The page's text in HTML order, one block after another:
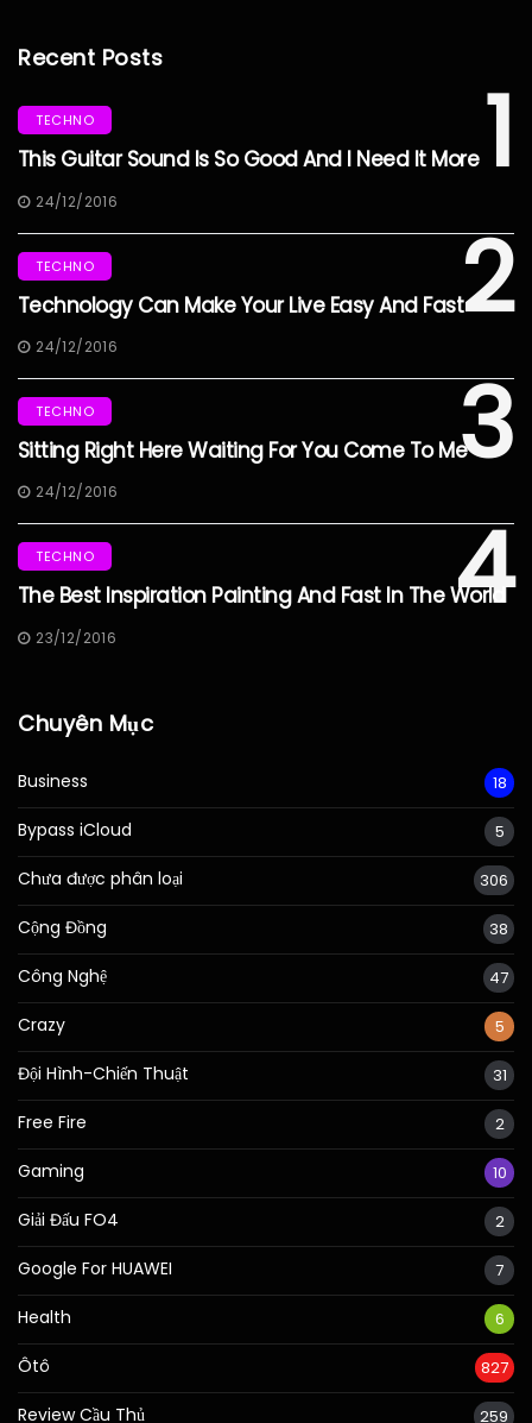
Recent Posts
1
TECHNO
This Guitar Sound Is So Good And I Need It More
24/12/2016
2
TECHNO
Technology Can Make Your Live Easy And Fast
24/12/2016
3
TECHNO
Sitting Right Here Waiting For You Come To Me
24/12/2016
4
TECHNO
The Best Inspiration Painting And Fast In The World
23/12/2016
Chuyên Mục
Business 18
Bypass iCloud 5
Chưa được phân loại 306
Cộng Đồng 38
Công Nghệ 47
Crazy 5
Đội Hình-Chiến Thuật 31
Free Fire 2
Gaming 10
Giải Đấu FO4 2
Google For HUAWEI 7
Health 6
Ôtô 827
Review Cầu Thủ 259